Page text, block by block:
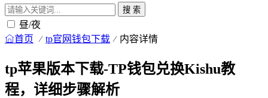
搜 索
昼/夜
首页 tp官网钱包下载 内容详情
tp苹果版本下载-TP钱包兑换Kishu教
程，详细步骤解析